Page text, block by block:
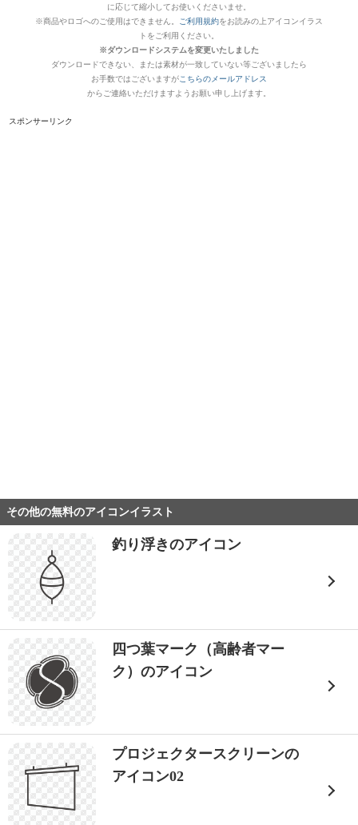
に応じて縮小してお使いくださいませ。
※商品やロゴへのご使用はできません。
ご利用規約をお読みの上アイコンイラス
トをご利用ください。
※ダウンロードシステムを変更いたしました
ダウンロードできない、または素材が一致していない等ございましたら
お手数ではございますがこちらのメールアドレス
からご連絡いただけますようお願い申し上げます。
スポンサーリンク
その他の無料のアイコンイラスト
釣り浮きのアイコン
四つ葉マーク（高齢者マー
ク）のアイコン
プロジェクタースクリーンの
アイコン02